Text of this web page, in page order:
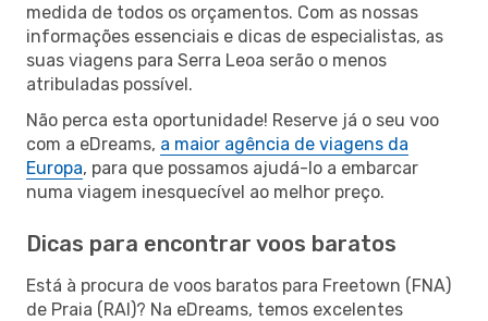
medida de todos os orçamentos. Com as nossas
informações essenciais e dicas de especialistas, as
suas viagens para Serra Leoa serão o menos
atribuladas possível.
Não perca esta oportunidade! Reserve já o seu voo
com a eDreams, a maior agência de viagens da
Europa, para que possamos ajudá-lo a embarcar
numa viagem inesquecível ao melhor preço.
Dicas para encontrar voos baratos
Está à procura de voos baratos para Freetown (FNA)
de Praia (RAI)? Na eDreams, temos excelentes